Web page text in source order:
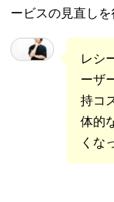
ービスの見直しを
レシ
ーザ
持コ
体的
くな